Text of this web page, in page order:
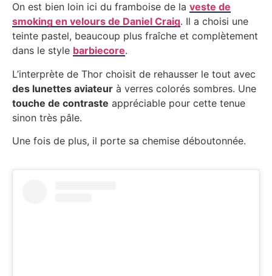
On est bien loin ici du framboise de la veste de
smoking en velours de Daniel Craig. Il a choisi une
teinte pastel, beaucoup plus fraîche et complètement
dans le style barbiecore.
L’interprète de Thor choisit de rehausser le tout avec
des lunettes aviateur à verres colorés sombres. Une
touche de contraste appréciable pour cette tenue
sinon très pâle.
Une fois de plus, il porte sa chemise déboutonnée.